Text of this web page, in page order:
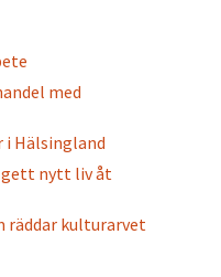
med
i Hälsingland
gett nytt liv åt
räddar kulturarvet